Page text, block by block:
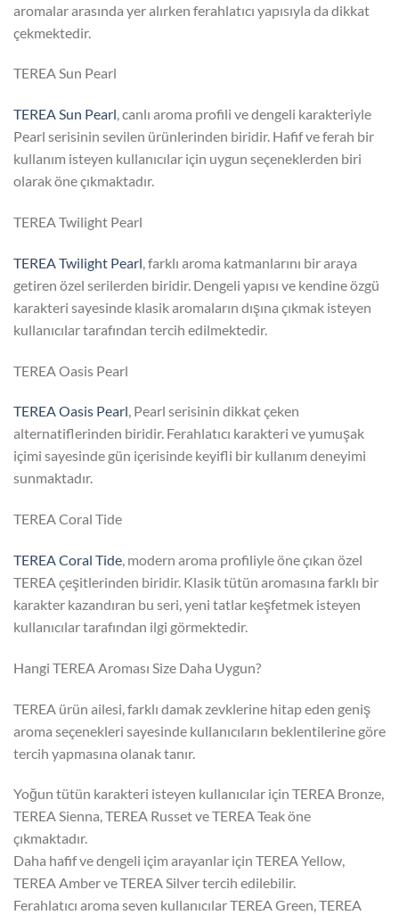
aromalar arasında yer alırken ferahlatıcı yapısıyla da dikkat
çekmektedir.
TEREA Sun Pearl
TEREA Sun Pearl, canlı aroma profili ve dengeli karakteriyle
Pearl serisinin sevilen ürünlerinden biridir. Hafif ve ferah bir
kullanım isteyen kullanıcılar için uygun seçeneklerden biri
olarak öne çıkmaktadır.
TEREA Twilight Pearl
TEREA Twilight Pearl, farklı aroma katmanlarını bir araya
getiren özel serilerden biridir. Dengeli yapısı ve kendine özgü
karakteri sayesinde klasik aromaların dışına çıkmak isteyen
kullanıcılar tarafından tercih edilmektedir.
TEREA Oasis Pearl
TEREA Oasis Pearl, Pearl serisinin dikkat çeken
alternatiflerinden biridir. Ferahlatıcı karakteri ve yumuşak
içimi sayesinde gün içerisinde keyifli bir kullanım deneyimi
sunmaktadır.
TEREA Coral Tide
TEREA Coral Tide, modern aroma profiliyle öne çıkan özel
TEREA çeşitlerinden biridir. Klasik tütün aromasına farklı bir
karakter kazandıran bu seri, yeni tatlar keşfetmek isteyen
kullanıcılar tarafından ilgi görmektedir.
Hangi TEREA Aroması Size Daha Uygun?
TEREA ürün ailesi, farklı damak zevklerine hitap eden geniş
aroma seçenekleri sayesinde kullanıcıların beklentilerine göre
tercih yapmasına olanak tanır.
Yoğun tütün karakteri isteyen kullanıcılar için TEREA Bronze,
TEREA Sienna, TEREA Russet ve TEREA Teak öne
çıkmaktadır.
Daha hafif ve dengeli içim arayanlar için TEREA Yellow,
TEREA Amber ve TEREA Silver tercih edilebilir.
Ferahlatıcı aroma seven kullanıcılar TEREA Green, TEREA